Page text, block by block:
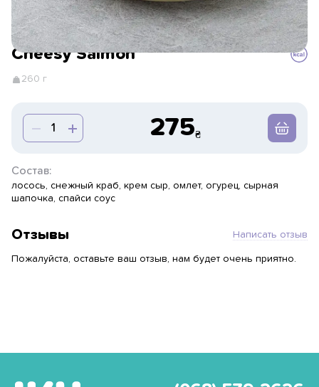
Cheesy Salmon
260 г
275
Состав:
лосось, снежный краб, крем сыр, омлет, огурец, сырная
шапочка, спайси соус
Отзывы Написать отзыв
Пожалуйста, оставьте ваш отзыв, нам будет очень приятно.